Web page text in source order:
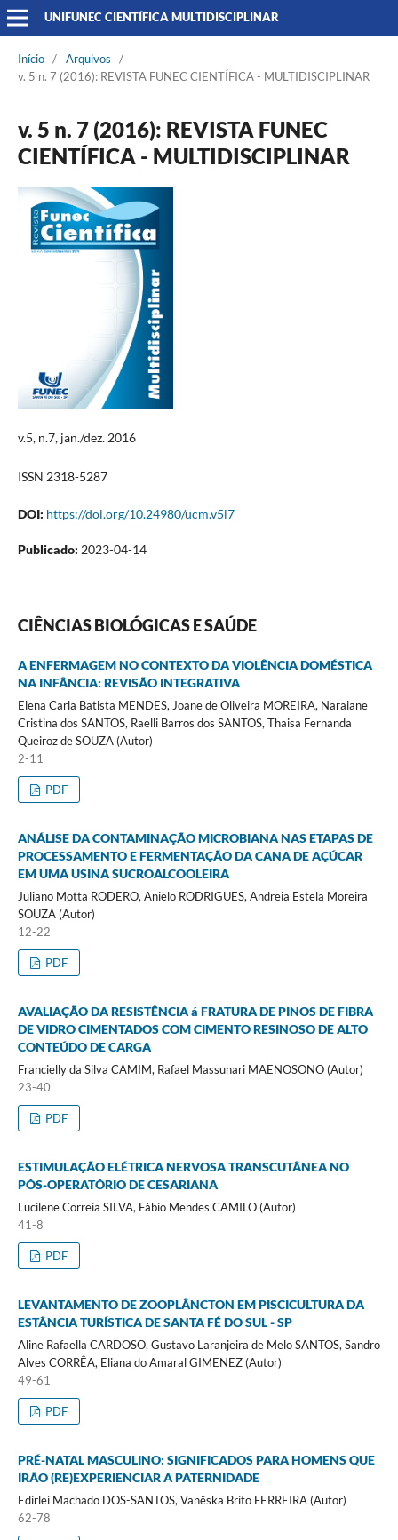
UNIFUNEC CIENTÍFICA MULTIDISCIPLINAR
Início / Arquivos
/
v. 5 n. 7 (2016): REVISTA FUNEC CIENTÍFICA - MULTIDISCIPLINAR
v. 5 n. 7 (2016): REVISTA FUNEC
CIENTÍFICA - MULTIDISCIPLINAR
v.5, n.7, jan./dez. 2016
ISSN 2318-5287
DOI: https://doi.org/10.24980/ucm.v5i7
Publicado: 2023-04-14
CIÊNCIAS BIOLÓGICAS E SAÚDE
A ENFERMAGEM NO CONTEXTO DA VIOLÊNCIA DOMÉSTICA
NA INFÂNCIA: REVISÃO INTEGRATIVA
Elena Carla Batista MENDES, Joane de Oliveira MOREIRA, Naraiane
Cristina dos SANTOS, Raelli Barros dos SANTOS, Thaisa Fernanda
Queiroz de SOUZA (Autor)
2-11
PDF
ANÁLISE DA CONTAMINAÇÃO MICROBIANA NAS ETAPAS DE
PROCESSAMENTO E FERMENTAÇÃO DA CANA DE AÇÚCAR
EM UMA USINA SUCROALCOOLEIRA
Juliano Motta RODERO, Anielo RODRIGUES, Andreia Estela Moreira
SOUZA (Autor)
12-22
PDF
AVALIAÇÃO DA RESISTÊNCIA á FRATURA DE PINOS DE FIBRA
DE VIDRO CIMENTADOS COM CIMENTO RESINOSO DE ALTO
CONTEÚDO DE CARGA
Francielly da Silva CAMIM, Rafael Massunari MAENOSONO (Autor)
23-40
PDF
ESTIMULAÇÃO ELÉTRICA NERVOSA TRANSCUTÂNEA NO
PÓS-OPERATÓRIO DE CESARIANA
Lucilene Correia SILVA, Fábio Mendes CAMILO (Autor)
41-8
PDF
LEVANTAMENTO DE ZOOPLÂNCTON EM PISCICULTURA DA
ESTÂNCIA TURÍSTICA DE SANTA FÉ DO SUL - SP
Aline Rafaella CARDOSO, Gustavo Laranjeira de Melo SANTOS, Sandro
Alves CORRÊA, Eliana do Amaral GIMENEZ (Autor)
49-61
PDF
PRÉ-NATAL MASCULINO: SIGNIFICADOS PARA HOMENS QUE
IRÃO (RE)EXPERIENCIAR A PATERNIDADE
Edirlei Machado DOS-SANTOS, Vanêska Brito FERREIRA (Autor)
62-78